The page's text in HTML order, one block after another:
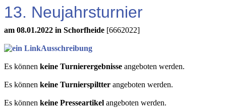
13. Neujahrsturnier
am 08.01.2022 in Schorfheide [6662022]
Ausschreibung
Es können keine Turnierergebnisse angeboten werden.
Es können keine Turnierspiltter angeboten werden.
Es können keine Presseartikel angeboten werden.